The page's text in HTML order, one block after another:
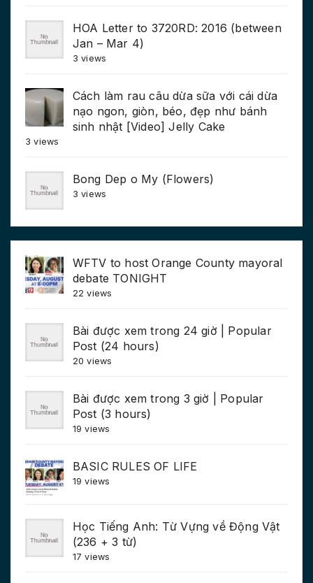
HOA Letter to 3720RD: 2016 (between
Jan – Mar 4)
3 views
Cách làm rau câu dừa sữa với cái dừa
nạo ngon, giòn, béo, đẹp như bánh
sinh nhật [Video] Jelly Cake
3 views
Bong Dep o My (Flowers)
3 views
WFTV to host Orange County mayoral
debate TONIGHT
22 views
Bài được xem trong 24 giờ | Popular
Post (24 hours)
20 views
Bài được xem trong 3 giờ | Popular
Post (3 hours)
19 views
BASIC RULES OF LIFE
19 views
Học Tiếng Anh: Từ Vựng về Động Vật
(236 + 3 từ)
17 views